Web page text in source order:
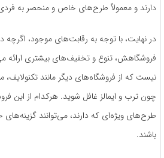
دارند و معمولاً طرح‌های خاص و منحصر به فردی
در نهایت، با توجه به رقابت‌های موجود،
فروشگاهش، تنوع و تخفیف‌های بیشتری ارائه
نیست که از فروشگاه‌های دیگر مانند
چون ترب و ایمالز غافل شوید. هرکدام از این
طرح‌های ویژه‌ای که دارند، می‌توانند
باشند.